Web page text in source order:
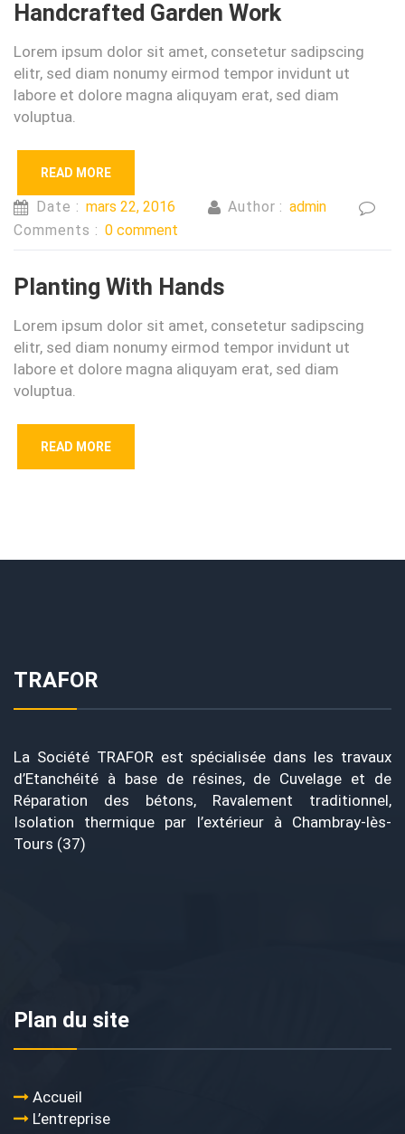
Handcrafted Garden Work
Lorem ipsum dolor sit amet, consetetur sadipscing
elitr, sed diam nonumy eirmod tempor invidunt ut
labore et dolore magna aliquyam erat, sed diam
voluptua.
READ MORE
Date : mars 22, 2016 Author : admin
Comments : 0 comment
Planting With Hands
Lorem ipsum dolor sit amet, consetetur sadipscing
elitr, sed diam nonumy eirmod tempor invidunt ut
labore et dolore magna aliquyam erat, sed diam
voluptua.
READ MORE
TRAFOR
La Société TRAFOR est spécialisée dans les travaux
d’Etanchéité à base de résines, de Cuvelage et de
Réparation des bétons, Ravalement traditionnel,
Isolation thermique par l’extérieur à Chambray-lès-
Tours (37)
Plan du site
Accueil
L’entreprise